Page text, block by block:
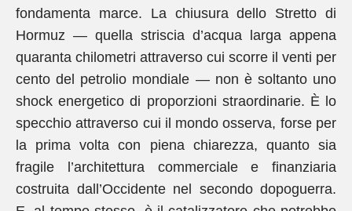
fondamenta marce. La chiusura dello Stretto di
Hormuz — quella striscia d’acqua larga appena
quaranta chilometri attraverso cui scorre il venti per
cento del petrolio mondiale — non è soltanto uno
shock energetico di proporzioni straordinarie. È lo
specchio attraverso cui il mondo osserva, forse per
la prima volta con piena chiarezza, quanto sia
fragile l’architettura commerciale e finanziaria
costruita dall’Occidente nel secondo dopoguerra.